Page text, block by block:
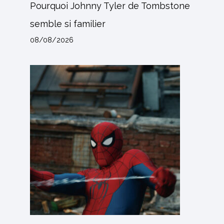
Pourquoi Johnny Tyler de Tombstone
semble si familier
08/08/2026